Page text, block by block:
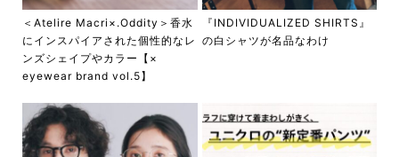
＜Atelire Macri×.Oddity＞香水
にインスパイアされた個性的なレ
ンズシェイプやカラー【×
eyewear brand vol.5】
『INDIVIDUALIZED SHIRTS』
の白シャツが名品なわけ